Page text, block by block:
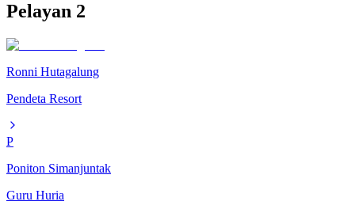
Pelayan 2
Ronni Hutagalung
Pendeta Resort
P
Poniton Simanjuntak
Guru Huria